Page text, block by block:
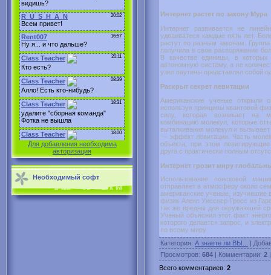
Для добавления необходима
авторизация
Необходимый софт
Интернет растет по закону Мура
Интернет развивается не
удваиватеся каждые пять лет.
растут по разным законам.
получила в свое распоряжение
В качестве единицы, в
автономную систему, а не
узел паутины представлял собой
Раскрыт секрет левитации
Американские ученые открыли
используя принципы квантовой
силу, которая возникает на
комбинацию молекул, которые
выталкивания молекул и
— эффект левитации. Часть
объекта, при этом
друга с практически полным
Интернет грозит миру
Использование поисковой
отправляет в атмосферу около
американские ученые, изучившие
физик Алекс Уисснер-Гросс из
так же вредны для окружающей
Ученый объяснил этот факт
которого делается запрос, и
по всему миру
Категория: А знаете ли ВЫ... |
Просмотров: 684 | Комментарии: 2
Всего комментариев: 2